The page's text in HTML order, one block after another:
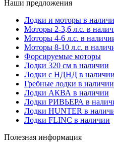
Наши предложения
Лодки и моторы в
Моторы 2-3,6 л.с. в
Моторы 4-6 л.с. в
Моторы 8-10 л.с. в
Форсируемые моторы
Лодки 320 см в наличии
Лодки с НДНД в наличии
Гребные лодки в наличии
Лодки АКВА в наличии
Лодки РИВЬЕРА в
Лодки HUNTER в
Лодки FLINC в наличии
Полезная информация